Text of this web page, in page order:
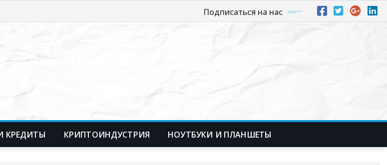
Подписаться на нас
КРЕДИТЫ КРИПТОИНДУСТРИЯ НОУТБУКИ И ПЛАНШЕТЫ